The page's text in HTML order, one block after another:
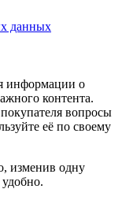
данных
информации о
контента.
вопросы
её по своему
изменив одну